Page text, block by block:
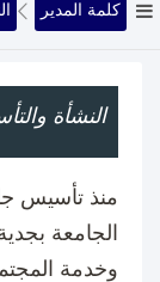
كلمة المدير
النشأة
الجامعة
وخدمة